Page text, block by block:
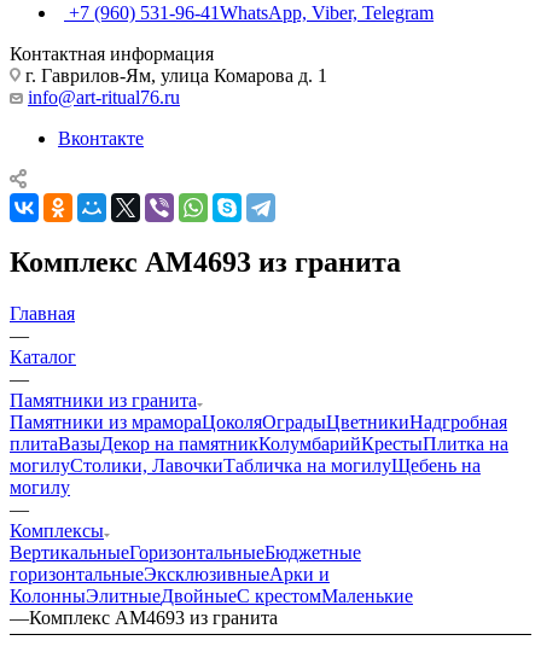
+7 (960) 531-96-41WhatsApp, Viber, Telegram
Контактная информация
г. Гаврилов-Ям, улица Комарова д. 1
info@art-ritual76.ru
Вконтакте
Комплекс AM4693 из гранита
Главная
—
Каталог
—
Памятники из гранита
Памятники из мрамораЦоколяОградыЦветникиНадгробная
плитаВазыДекор на памятникКолумбарийКрестыПлитка на
могилуСтолики, ЛавочкиТабличка на могилуЩебень на
могилу
—
Комплексы
ВертикальныеГоризонтальныеБюджетные
горизонтальныеЭксклюзивныеАрки и
КолонныЭлитныеДвойныеС крестомМаленькие
—Комплекс AM4693 из гранита